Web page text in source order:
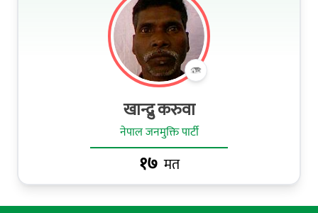
खान्द्रु करुवा
नेपाल जनमुक्ति पार्टी
१७ मत